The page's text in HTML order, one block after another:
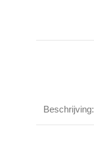
Beschrijving: